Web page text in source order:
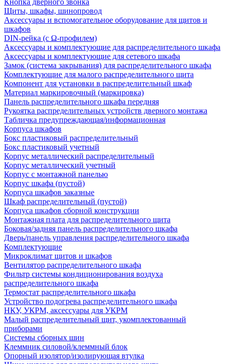
Кнопка дверного звонка
Щиты, шкафы, шинопровод
Аксессуары и вспомогательное оборудование для щитов и
шкафов
DIN-рейка (с Ω-профилем)
Аксессуары и комплектующие для распределительного шкафа
Аксессуары и комплектующие для сетевого шкафа
Замок (система закрывания) для распределительного шкафа
Комплектующие для малого распределительного щита
Компонент для установки в распределительный шкаф
Материал маркировочный (маркировка)
Панель распределительного шкафа передняя
Рукоятка распределительных устройств дверного монтажа
Табличка предупреждающая/информационная
Корпуса шкафов
Бокс пластиковый распределительный
Бокс пластиковый учетный
Корпус металлический распределительный
Корпус металлический учетный
Корпус с монтажной панелью
Корпус шкафа (пустой)
Корпуса шкафов заказные
Шкаф распределительный (пустой)
Корпуса шкафов сборной конструкции
Монтажная плата для распределительного щита
Боковая/задняя панель распределительного шкафа
Дверь/панель управления распределительного шкафа
Комплектующие
Микроклимат щитов и шкафов
Вентилятор распределительного шкафа
Фильтр системы кондиционирования воздуха
распределительного шкафа
Термостат распределительного шкафа
Устройство подогрева распределительного шкафа
НКУ, УКРМ, аксессуары для УКРМ
Малый распределительный щит, укомплектованный
приборами
Системы сборных шин
Клеммник силовой/клеммный блок
Опорный изолятор/изолирующая втулка